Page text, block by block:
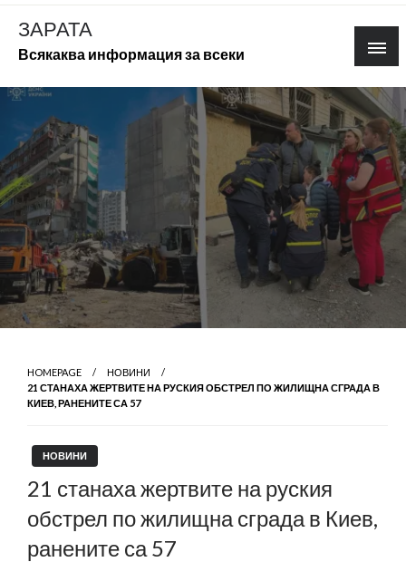
Skip
content
ЗАРАТА
Всякаква информация за всеки
HOMEPAGE
НОВИНИ
21 СТАНАХА ЖЕРТВИТЕ НА РУСКИЯ ОБСТРЕЛ ПО ЖИЛИЩНА СГРАДА В
КИЕВ, РАНЕНИТЕ СА 57
НОВИНИ
21 станаха жертвите на руския
обстрел по жилищна сграда в Киев,
ранените са 57